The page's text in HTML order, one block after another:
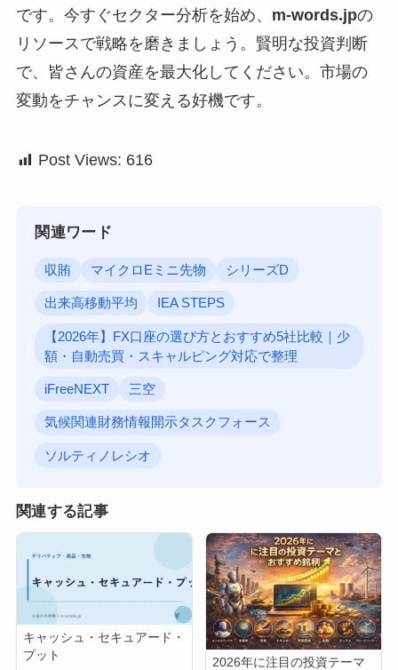
です。今すぐセクター分析を始め、 m-words.jpの
リソースで戦略を磨きましょう。賢明な投資判断
で、皆さんの資産を最大化してください。市場の
変動をチャンスに変える好機です。
Post Views: 616
関連ワード
収賄 マイクロEミニ先物 シリーズD
出来高移動平均 IEA STEPS
【2026年】FX口座の選び方とおすすめ5社比較｜少
額・自動売買・スキャルピング対応で整理
iFreeNEXT 三空
気候関連財務情報開示タスクフォース
ソルティノレシオ
関連する記事
キャッシュ・セキュアード・
プット
2026年に注目の投資テーマ